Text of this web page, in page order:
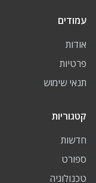
עמודים
אודות
פרטיות
תנאי שימוש
קטגוריות
חדשות
ספורט
טכנולוגיה